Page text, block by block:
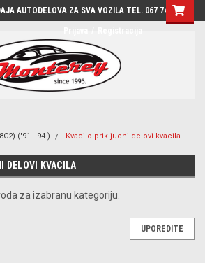
AUTODELOVA ZA SVA VOZILA TEL. 067 7444-780
('91.-'94.) Kvacilo-prikljucni delovi kvacila
DELOVI KVACILA
za izabranu kategoriju.
UPOREDITE